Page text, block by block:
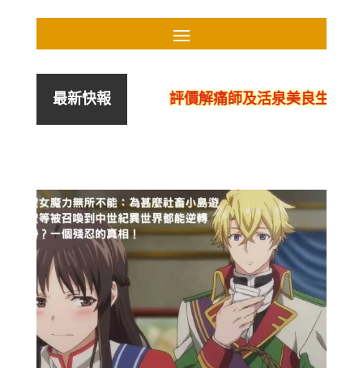
最新快報 評價解痛師及活泉美良生館的